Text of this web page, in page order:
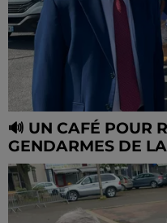
🔊 UN CAFÉ POUR
GENDARMES DE